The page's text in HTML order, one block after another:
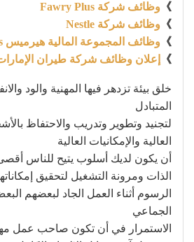
》 وظائف شركة Fawry Plus
》 وظائف شركة Nestle
》 وظائف المجموعة المالية هيرميس EFG Hermes
》
إعلان وظائف شركة طيران
خلق بيئة تزدهر فيها المهنية والود
المتبادل
لتجنيد وتطوير وتدريب والاحتفاظ
العالية والإمكانيات العالية
أن يكون لديك أسلوب يتيح للناس
الذات ومرونة التشغيل لتحقيق
الرسوم أثناء العمل الجاد لبعضهم
الجماعي
الاستمرار في أن تكون صاحب عمل